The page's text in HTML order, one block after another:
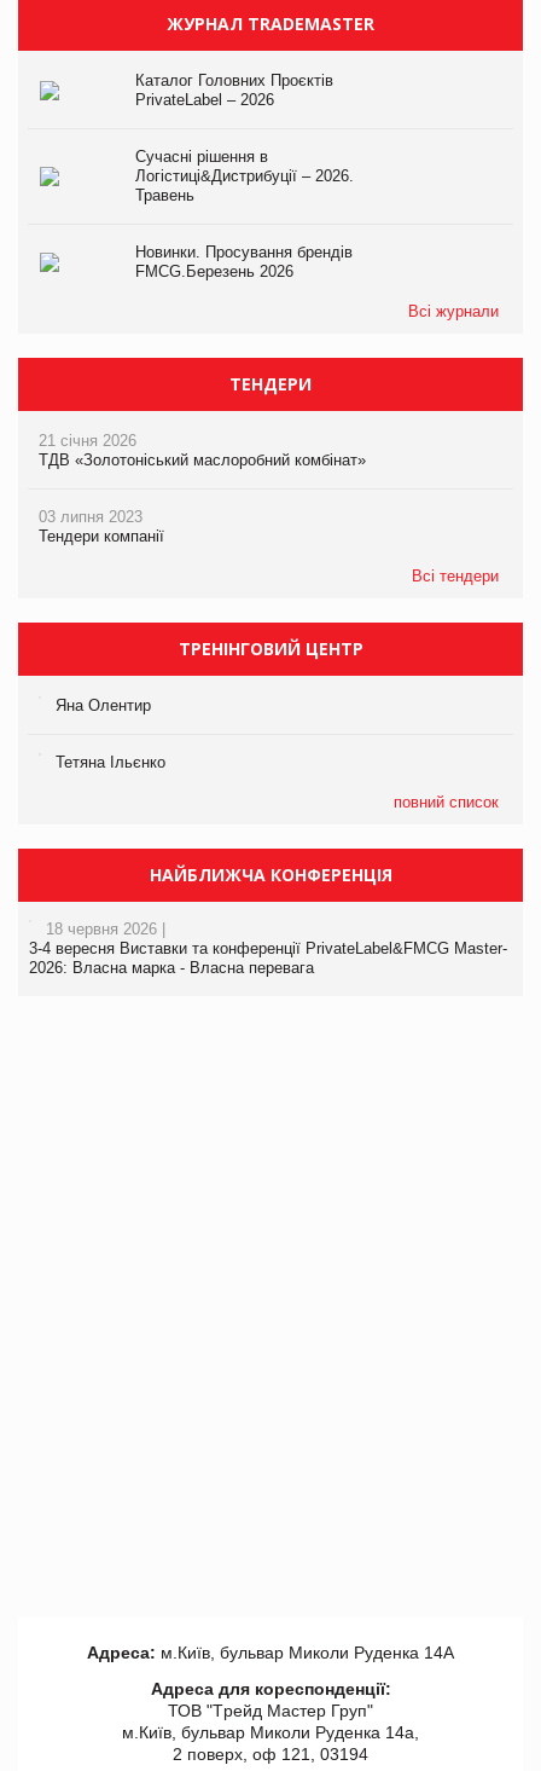
ЖУРНАЛ TRADEMASTER
Каталог Головних Проєктів
PrivateLabel – 2026
Сучасні рішення в
Логістиці&Дистрибуції – 2026.
Травень
Новинки. Просування брендів
FMCG.Березень 2026
Всі журнали
ТЕНДЕРИ
21 січня 2026
ТДВ «Золотоніський маслоробний комбінат»
03 липня 2023
Тендери компанії
Всі тендери
ТРЕНІНГОВИЙ ЦЕНТР
Яна Олентир
Тетяна Ільєнко
повний список
НАЙБЛИЖЧА КОНФЕРЕНЦІЯ
18 червня 2026 |
3-4 вересня Виставки та конференції PrivateLabel&FMCG Master-
2026: Власна марка - Власна перевага
Адреса: м.Київ, бульвар Миколи Руденка 14А
Адреса для кореспонденції:
ТОВ "Tрейд Мастер Груп"
м.Київ, бульвар Миколи Руденка 14а,
2 поверх, оф 121, 03194